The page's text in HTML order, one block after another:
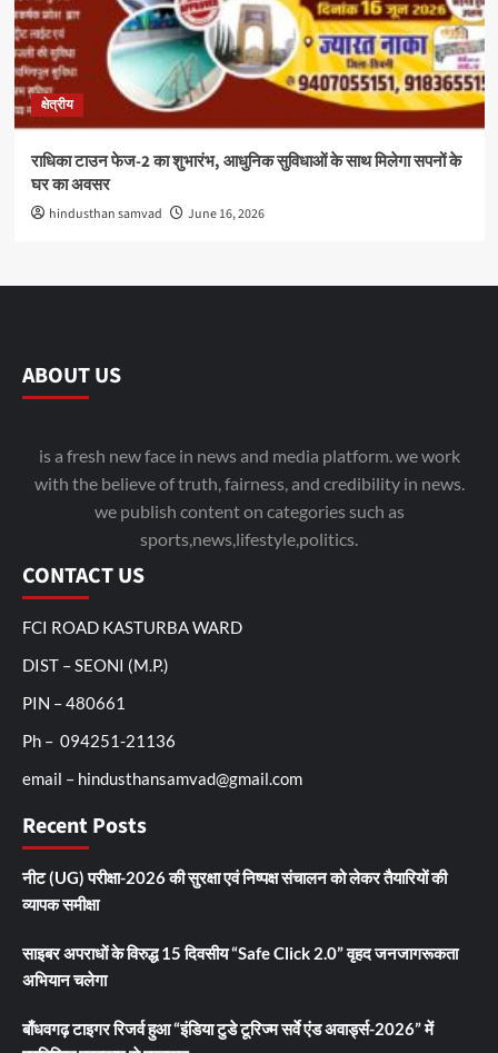
क्षेत्रीय
राधिका टाउन फेज-2 का शुभारंभ, आधुनिक सुविधाओं के साथ मिलेगा सपनों के
घर का अवसर
hindusthan samvad June 16, 2026
ABOUT US
is a fresh new face in news and media platform. we work
with the believe of truth, fairness, and credibility in news.
we publish content on categories such as
sports,news,lifestyle,politics.
CONTACT US
FCI ROAD KASTURBA WARD
DIST – SEONI (M.P.)
PIN – 480661
Ph – 094251-21136
email – hindusthansamvad@gmail.com
Recent Posts
नीट (UG) परीक्षा-2026 की सुरक्षा एवं निष्पक्ष संचालन को लेकर तैयारियों की
व्यापक समीक्षा
साइबर अपराधों के विरुद्ध 15 दिवसीय “Safe Click 2.0” वृहद जनजागरूकता
अभियान चलेगा
बाँधवगढ़ टाइगर रिजर्व हुआ “इंडिया टुडे टूरिज्म सर्वे एंड अवार्ड्स-2026” में